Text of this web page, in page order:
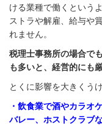
ける業種で働くという
ストラや解雇、給与や
れません。
税理士事務所の場合で
も多いと、経営的にも
とくに影響を大きくう
・飲食業で酒やカラオ
バレー、ホストクラブ